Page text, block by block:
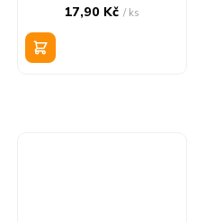
17,90 Kč/ ks